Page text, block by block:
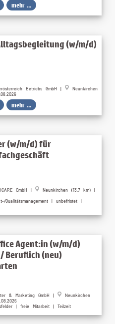
mehr ...
(w/m/d)
Betriebs GmbH |
Neunkirchen
mehr ...
(w/m/d) für
GmbH |
Neunkirchen (13.7 km) |
Qualitätsmanagement | unbefristet |
Agent:in (w/m/d)
Beruflich (neu)
& Marketing GmbH |
Neunkirchen
| freie Mitarbeit | Teilzeit